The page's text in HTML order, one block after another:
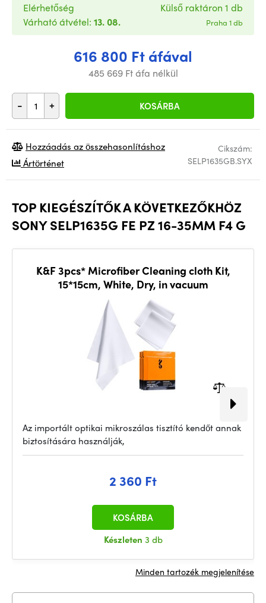
616 800 Ft áfával
485 669 Ft áfa nélkül
- + KOSÁRBA
Elérhetőség
Várható átvétel: 13. 08.
Külső raktáron 1 db
Praha 1 db
Cikszám:
SELP1635GB.SYX
Hozzáadás az összehasonlításhoz
Ártörténet
TOP KIEGÉSZÍTŐK A KÖVETKEZŐKHÖZ
SONY SELP1635G FE PZ 16-35MM F4 G
K&F 3pcs* Microfiber Cleaning cloth Kit,
15*15cm, White, Dry, in vacuum
Az importált optikai mikroszálas tisztító kendőt annak
biztosítására használják,
2 360 Ft
Készleten 3 db
KOSÁRBA
Minden tartozék megjelenítése